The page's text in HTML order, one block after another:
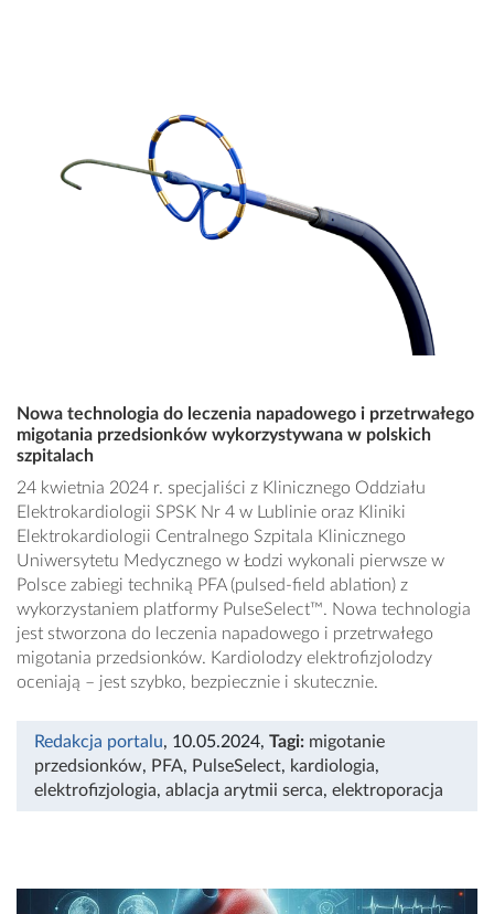
Nowa technologia do leczenia napadowego i przetrwałego
migotania przedsionków wykorzystywana w polskich
szpitalach
24 kwietnia 2024 r. specjaliści z Klinicznego Oddziału
Elektrokardiologii SPSK Nr 4 w Lublinie oraz Kliniki
Elektrokardiologii Centralnego Szpitala Klinicznego
Uniwersytetu Medycznego w Łodzi wykonali pierwsze w
Polsce zabiegi techniką PFA (pulsed-field ablation) z
wykorzystaniem platformy PulseSelect™. Nowa technologia
jest stworzona do leczenia napadowego i przetrwałego
migotania przedsionków. Kardiolodzy elektrofizjolodzy
oceniają – jest szybko, bezpiecznie i skutecznie.
Redakcja portalu, 10.05.2024, Tagi: migotanie
przedsionków, PFA, PulseSelect, kardiologia,
elektrofizjologia, ablacja arytmii serca, elektroporacja